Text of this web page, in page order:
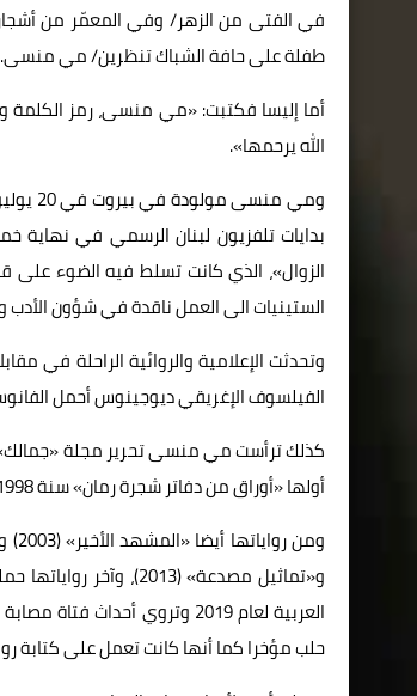
في الفتى من الزهر/ وفي المعمّر من
طفلة على حافة الشباك تنظرين/ مي منسى.
أما إليسا فكتبت: «مي منسى، رمز الكلمة
الله يرحمها».
بدايات تلفزيون لبنان الرسمي في
الزوال»، الذي كانت تسلط فيه الضوء على
الستينيات الى العمل ناقدة في شؤون
وتحدثت الإعلامية والروائية الراحلة في
الفيلسوف الإغريقي ديوجينوس أحمل
أولها «أوراق من دفاتر شجرة رمان» سنة 1998 الذي يروي مشاهدات وقصصا من حياتها العائلية خلال الحرب اللبنانية.
و«تماثيل مصدعة»
العربية لعام 2019 وتروي
حلب مؤخرا كما أنها كانت تعمل على كتابة